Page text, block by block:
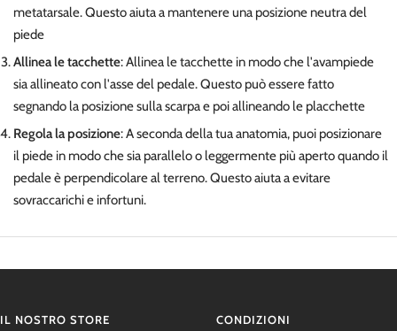
metatarsale. Questo aiuta a mantenere una posizione neutra del
piede
Allinea le tacchette: Allinea le tacchette in modo che l'avampiede
sia allineato con l'asse del pedale. Questo può essere fatto
segnando la posizione sulla scarpa e poi allineando le placchette
Regola la posizione: A seconda della tua anatomia, puoi posizionare
il piede in modo che sia parallelo o leggermente più aperto quando il
pedale è perpendicolare al terreno. Questo aiuta a evitare
sovraccarichi e infortuni.
IL NOSTRO STORE CONDIZIONI